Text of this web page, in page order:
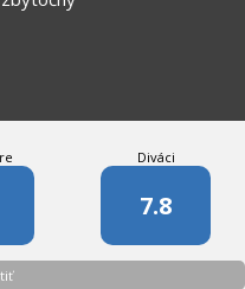
Diváci
7.8